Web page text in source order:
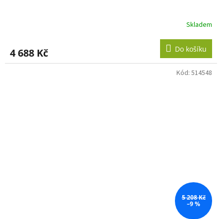
Skladem
4 688 Kč Do košíku
5 208 Kč
–9 %
Kód: 514548